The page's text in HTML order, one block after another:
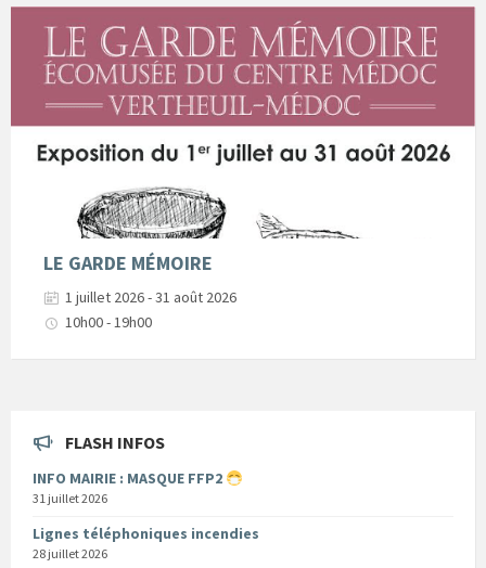
LE GARDE MÉMOIRE
1 juillet 2026 - 31 août 2026
10h00 - 19h00
FLASH INFOS
INFO MAIRIE : MASQUE FFP2
31 juillet 2026
Lignes téléphoniques incendies
28 juillet 2026